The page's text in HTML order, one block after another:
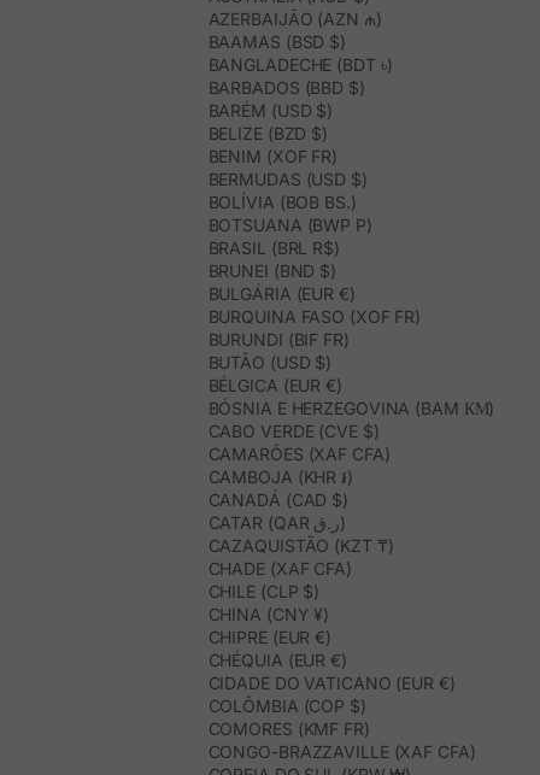
AZERBAIJÃO (AZN ₼)
BAAMAS (BSD $)
BANGLADECHE (BDT ৳)
BARBADOS (BBD $)
BARÉM (USD $)
BELIZE (BZD $)
BENIM (XOF FR)
BERMUDAS (USD $)
BOLÍVIA (BOB BS.)
BOTSUANA (BWP P)
BRASIL (BRL R$)
BRUNEI (BND $)
BULGÁRIA (EUR €)
BURQUINA FASO (XOF FR)
BURUNDI (BIF FR)
BUTÃO (USD $)
BÉLGICA (EUR €)
BÓSNIA E HERZEGOVINA (BAM КМ)
CABO VERDE (CVE $)
CAMARÕES (XAF CFA)
CAMBOJA (KHR ៛)
CANADÁ (CAD $)
CATAR (QAR ر.ق)
CAZAQUISTÃO (KZT ₸)
CHADE (XAF CFA)
CHILE (CLP $)
CHINA (CNY ¥)
CHIPRE (EUR €)
CHÉQUIA (EUR €)
CIDADE DO VATICANO (EUR €)
COLÔMBIA (COP $)
COMORES (KMF FR)
CONGO-BRAZZAVILLE (XAF CFA)